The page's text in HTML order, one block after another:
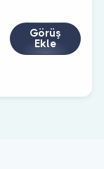
Görüş
Ekle